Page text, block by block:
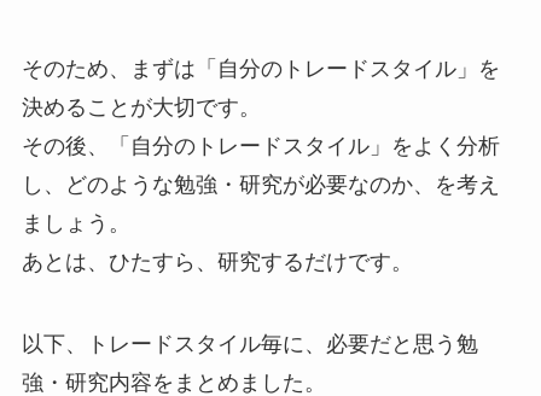
そのため、まずは「自分のトレードスタイル」を
決めることが大切です。
その後、「自分のトレードスタイル」をよく分析
し、どのような勉強・研究が必要なのか、を考え
ましょう。
あとは、ひたすら、研究するだけです。
以下、トレードスタイル毎に、必要だと思う勉
強・研究内容をまとめました。